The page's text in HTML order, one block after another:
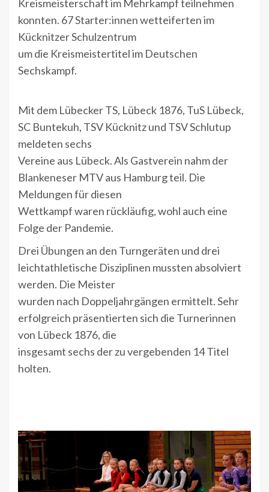
Kreismeisterschaft im Mehrkampf teilnehmen
konnten. 67 Starter:innen wetteiferten im
Kücknitzer Schulzentrum
um die Kreismeistertitel im Deutschen
Sechskampf.
Mit dem Lübecker TS, Lübeck 1876, TuS Lübeck,
SC Buntekuh, TSV Kücknitz und TSV Schlutup
meldeten sechs
Vereine aus Lübeck. Als Gastverein nahm der
Blankeneser MTV aus Hamburg teil. Die
Meldungen für diesen
Wettkampf waren rückläufig, wohl auch eine
Folge der Pandemie.
Drei Übungen an den Turngeräten und drei
leichtathletische Disziplinen mussten absolviert
werden. Die Meister
wurden nach Doppeljahrgängen ermittelt. Sehr
erfolgreich präsentierten sich die Turnerinnen
von Lübeck 1876, die
insgesamt sechs der zu vergebenden 14 Titel
holten.